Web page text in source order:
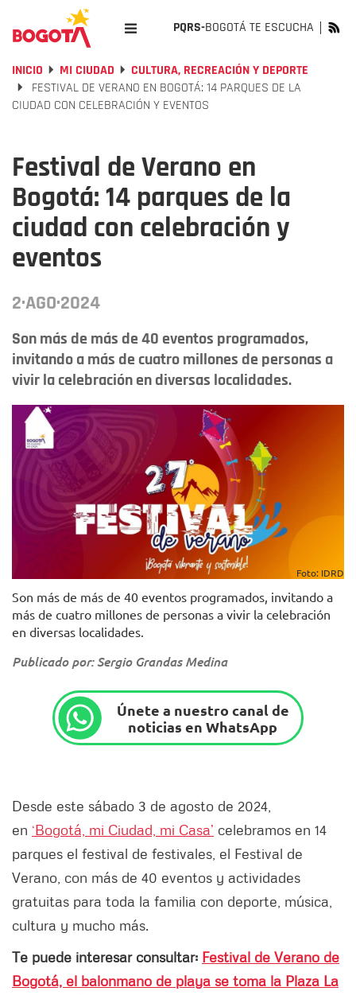
PQRS-BOGOTÁ TE ESCUCHA
INICIO MI CIUDAD
CULTURA, RECREACIÓN Y DEPORTE
FESTIVAL DE VERANO EN BOGOTÁ: 14 PARQUES DE LA
CIUDAD CON CELEBRACIÓN Y EVENTOS
Festival de Verano en
Bogotá: 14 parques de la
ciudad con celebración y
eventos
2·AGO·2024
Son más de más de 40 eventos programados,
invitando a más de cuatro millones de personas a
vivir la celebración en diversas localidades.
Foto: IDRD
Son más de más de 40 eventos programados, invitando a
más de cuatro millones de personas a vivir la celebración
en diversas localidades.
Publicado por: Sergio Grandas Medina
Únete a nuestro canal de
noticias en WhatsApp
Desde este sábado 3 de agosto de 2024,
en ‘Bogotá, mi Ciudad, mi Casa’ celebramos en 14
parques el festival de festivales, el Festival de
Verano, con más de 40 eventos y actividades
gratuitas para toda la familia con deporte, música,
cultura y mucho más.
Te puede interesar consultar: Festival de Verano de
Bogotá, el balonmano de playa se toma la Plaza La